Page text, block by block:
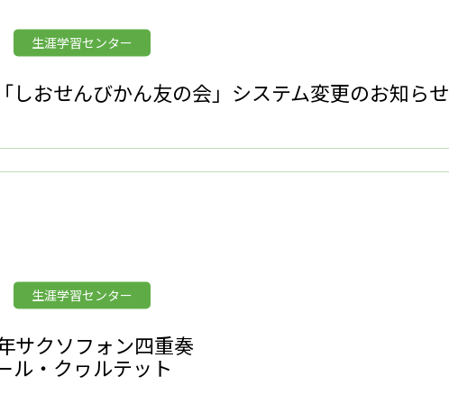
生涯学習センター
しおせんびかん友の会」システム変更のお知らせ
生涯学習センター
サクソフォン四重奏
ル・クヮルテット